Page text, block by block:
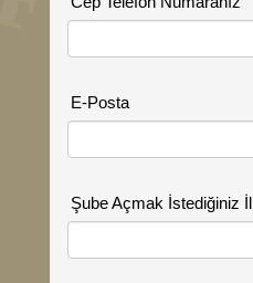
E-Posta
Şube Açmak İstediğiniz İl